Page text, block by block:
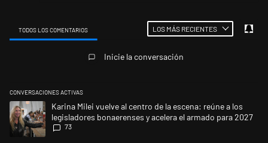
TODOS LOS COMENTARIOS LOS MÁS RECIENTES
Inicie la conversación
CONVERSACIONES ACTIVAS
Este listado muestra los artículos con más comentarios en los últimos
Un artículo de tendencia con el título "Karina Milei vuelve al centro de
Karina Milei vuelve al centro de la escena: reúne a los
legisladores bonaerenses y acelera el armado para 2027
73